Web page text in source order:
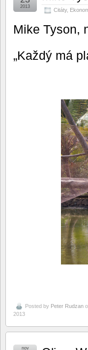
Citáty,
2013
Mike Tyson,
„Každý má
Posted by Peter Rudzan
2013
nov